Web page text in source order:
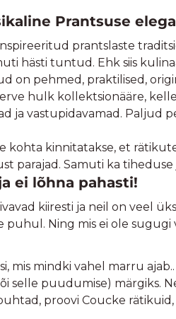
Prantsuse
prantslaste
hästi tuntud. Ehk siis
on pehmed, praktilised,
hulk kollektsionääre,
ja vastupidavamad. Paljud
kohta kinnitatakse, et
parajad. Samuti ka
ei lõhna pahasti!
kiiresti ja neil on veel
Ning mis ei ole
mis mindki vahel marru
selle puudumise) märgiks.
proovi Coucke rätikuid,